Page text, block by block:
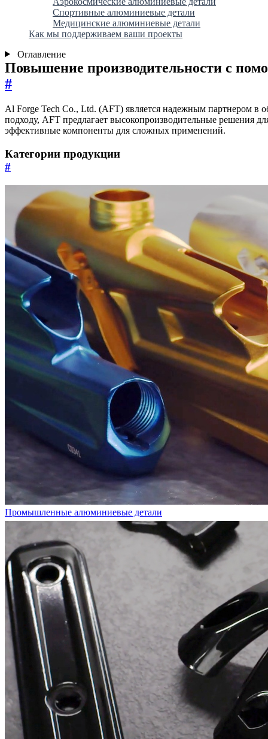
Спортивные алюминиевые детали
Медицинские алюминиевые детали
Как мы поддерживаем ваши проекты
Оглавление
Повышение производительности с
#
Al Forge Tech Co., Ltd. (AFT) является надежным партнером в
подходу, AFT предлагает высокопроизводительные решения
эффективные компоненты для сложных применений.
Категории продукции
#
Промышленные алюминиевые детали